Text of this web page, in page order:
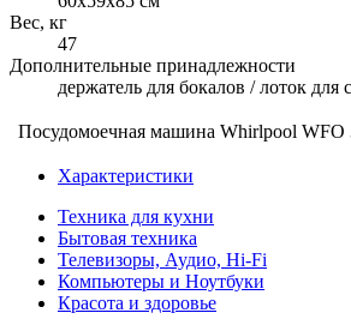
Вес, кг
47
Дополнительные принадлежности
держатель для бокалов / лоток для
Посудомоечная машина Whirlpool WFO
Характеристики
Техника для кухни
Бытовая техника
Телевизоры, Аудио, Hi-Fi
Компьютеры и Ноутбуки
Красота и здоровье